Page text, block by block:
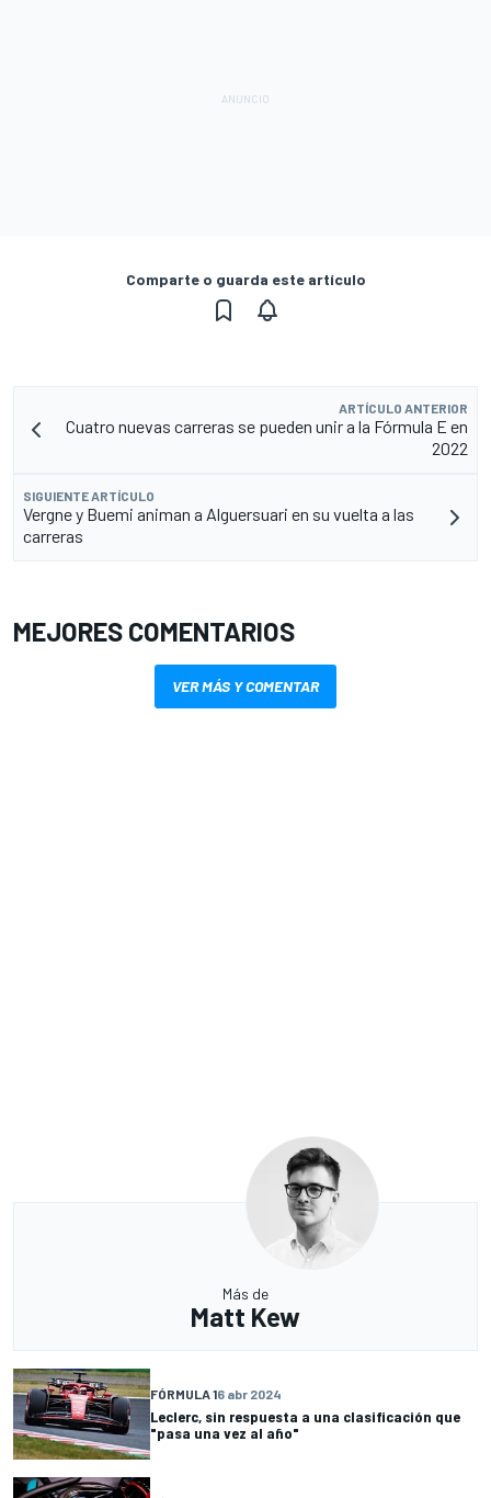
Comparte o guarda este artículo
ARTÍCULO ANTERIOR
Cuatro nuevas carreras se pueden unir a la Fórmula E en
2022
SIGUIENTE ARTÍCULO
Vergne y Buemi animan a Alguersuari en su vuelta a las
carreras
MEJORES COMENTARIOS
VER MÁS Y COMENTAR
Más de
Matt Kew
FÓRMULA 16 abr 2024
Leclerc, sin respuesta a una clasificación que
"pasa una vez al año"